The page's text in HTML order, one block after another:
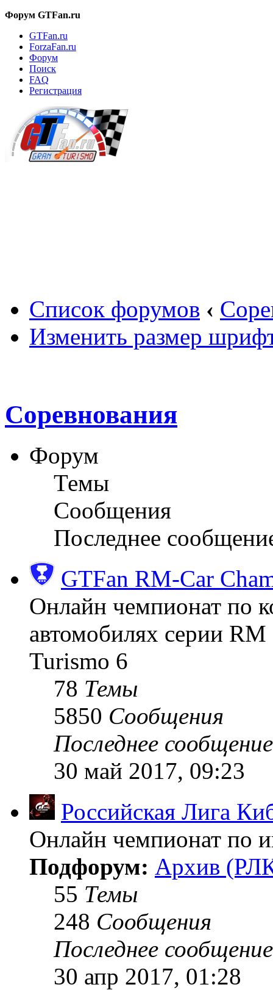
Форум GTFan.ru
GTFan.ru
ForzaFan.ru
Форум
Поиск
FAQ
Регистрация
Список форумов ‹
Изменить размер
Соревнования
Форум
Темы
Сообщения
Последнее
GTFan RM-Car
Онлайн чемпионат по
автомобилях серии
Turismo 6
78 Темы
5850 Сообщения
Последнее сообщение
30 май 2017, 09:23
Российская Лига
Онлайн чемпионат по
Подфорум: Архив
55 Темы
248 Сообщения
Последнее сообщение
30 апр 2017, 01:28